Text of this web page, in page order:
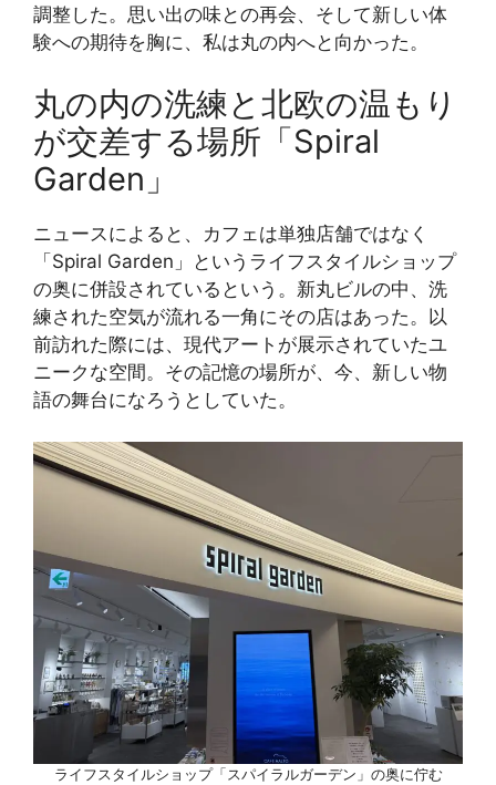
調整した。思い出の味との再会、そして新しい体
験への期待を胸に、私は丸の内へと向かった。
丸の内の洗練と北欧の温もり
が交差する場所「Spiral
Garden」
ニュースによると、カフェは単独店舗ではなく
「Spiral Garden」というライフスタイルショップ
の奥に併設されているという。新丸ビルの中、洗
練された空気が流れる一角にその店はあった。以
前訪れた際には、現代アートが展示されていたユ
ニークな空間。その記憶の場所が、今、新しい物
語の舞台になろうとしていた。
ライフスタイルショップ「スパイラルガーデン」の奥に佇む